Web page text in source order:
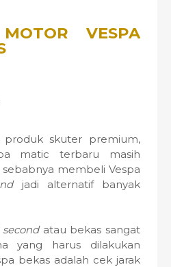
VESPA
produk skuter premium,
matic terbaru masih
membeli Vespa
jadi alternatif banyak
second atau bekas sangat
yang harus dilakukan
bekas adalah cek jarak